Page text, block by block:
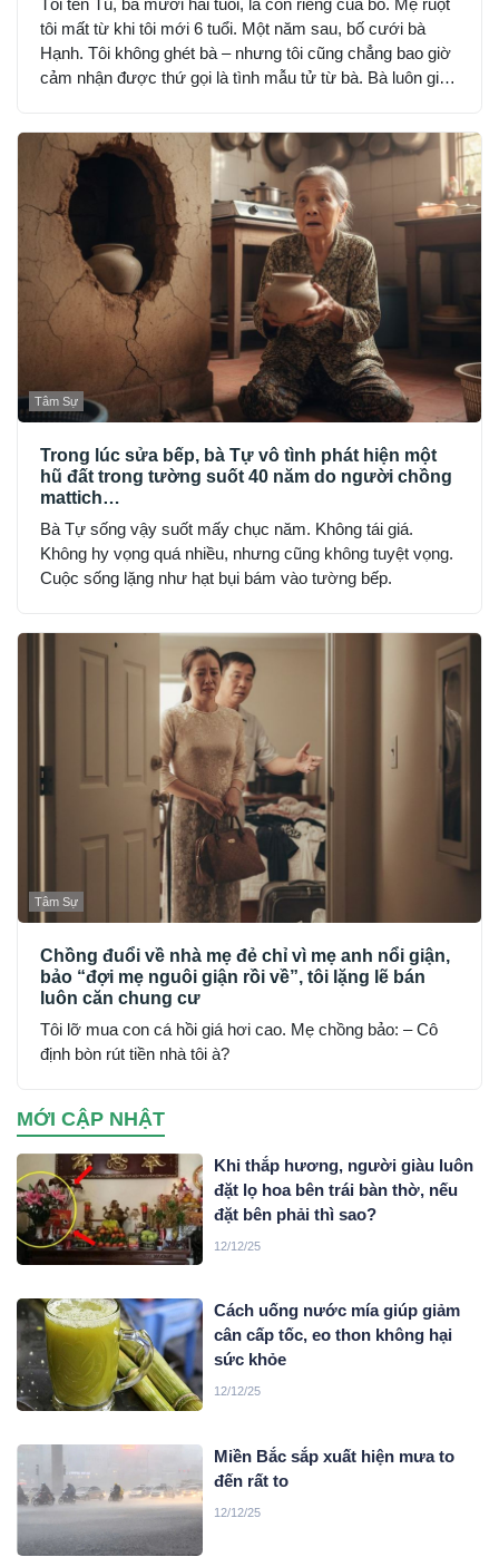
Tôi tên Tú, ba mươi hai tuổi, là con riêng của bố. Mẹ ruột
tôi mất từ khi tôi mới 6 tuổi. Một năm sau, bố cưới bà
Hạnh. Tôi không ghét bà – nhưng tôi cũng chẳng bao giờ
cảm nhận được thứ gọi là tình mẫu tử từ bà. Bà luôn giữ
Tâm Sự
Trong lúc sửa bếp, bà Tự vô tình phát hiện một
hũ đất trong tường suốt 40 năm do người chồng
mattich…
Bà Tự sống vậy suốt mấy chục năm. Không tái giá.
Không hy vọng quá nhiều, nhưng cũng không tuyệt vọng.
Cuộc sống lặng như hạt bụi bám vào tường bếp.
Tâm Sự
Chồng đuổi về nhà mẹ đẻ chỉ vì mẹ anh nổi giận,
bảo “đợi mẹ nguôi giận rồi về”, tôi lặng lẽ bán
luôn căn chung cư
Tôi lỡ mua con cá hồi giá hơi cao. Mẹ chồng bảo: – Cô
định bòn rút tiền nhà tôi à?
MỚI CẬP NHẬT
Khi thắp hương, người giàu luôn
đặt lọ hoa bên trái bàn thờ, nếu
đặt bên phải thì sao?
12/12/25
Cách uống nước mía giúp giảm
cân cấp tốc, eo thon không hại
sức khỏe
12/12/25
Miền Bắc sắp xuất hiện mưa to
đến rất to
12/12/25